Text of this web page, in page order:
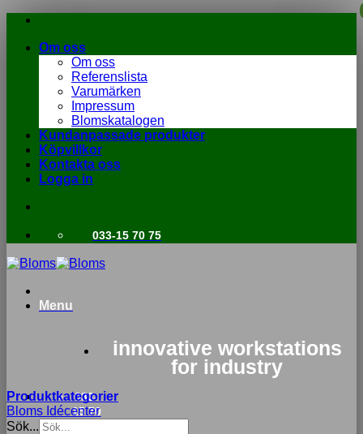
Skip
contentOm oss
Om oss
Referenslista
Varumärken
Impressum
Blomskatalogen
Kundanpassade produkter
Köpvillkor
Kontakta oss
Logga in
033-15 70 75
Menu
innovative workstations
for industry
033-
15 70
Produktkategorier
Bloms Idécenter
Sök...